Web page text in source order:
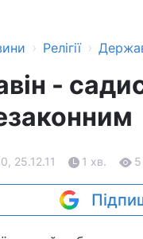
› Релігії ›
-
25.12.11 1 хв. 5